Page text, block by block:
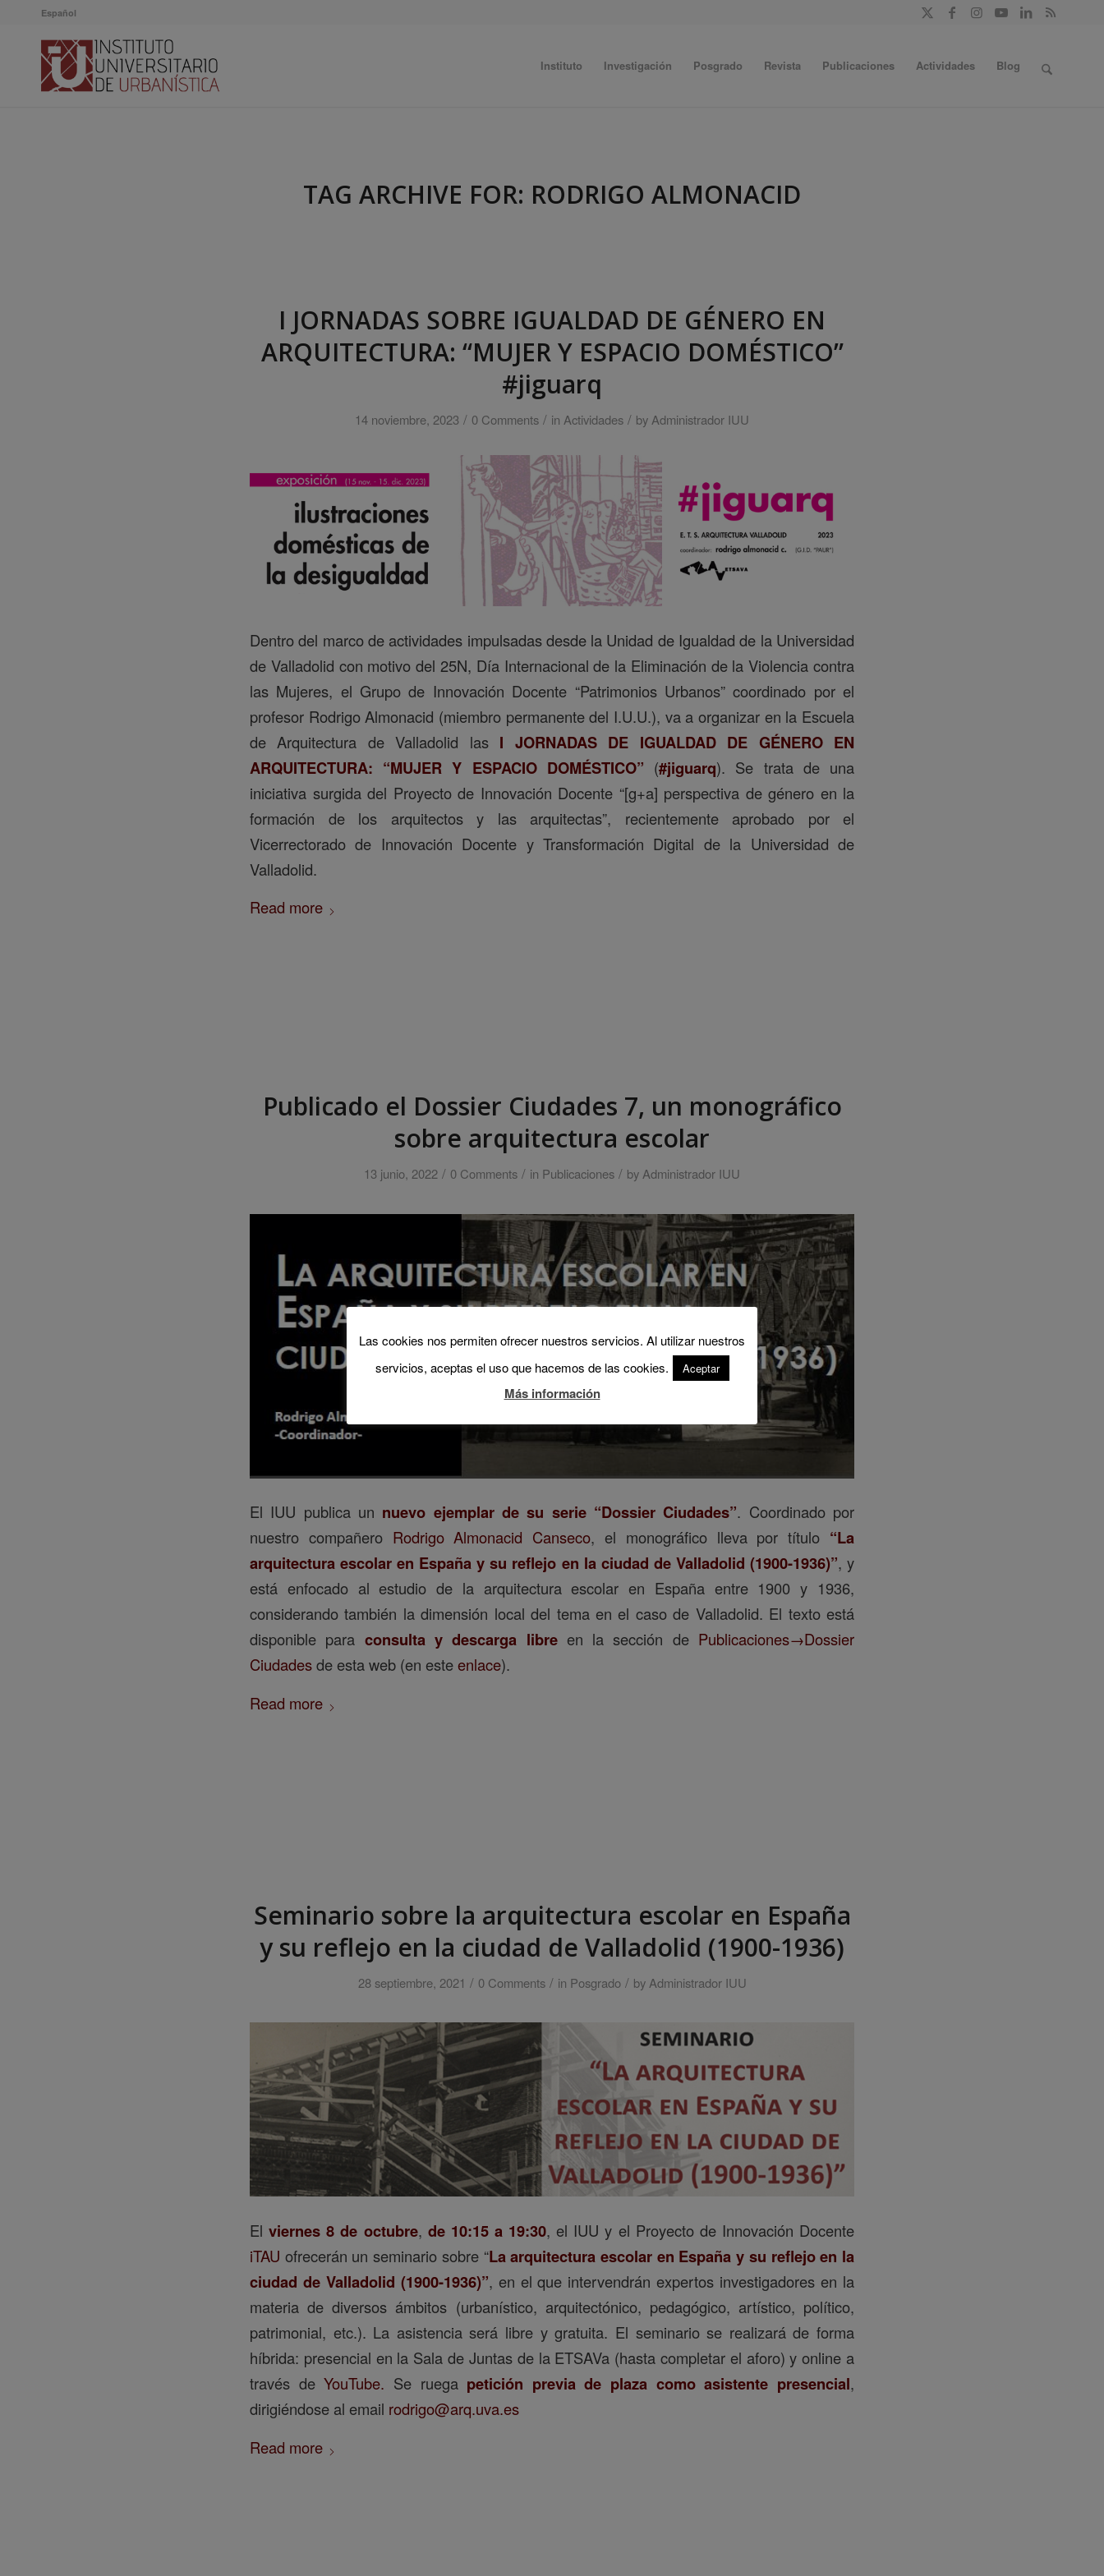
Español
Instituto Investigación Posgrado Revista Publicaciones Actividades Blog
TAG ARCHIVE FOR: RODRIGO ALMONACID
I JORNADAS SOBRE IGUALDAD DE GÉNERO EN
ARQUITECTURA: “MUJER Y ESPACIO DOMÉSTICO”
#jiguarq
14 noviembre, 2023 / 0 Comments / in Actividades / by Administrador IUU
Dentro del marco de actividades impulsadas desde la Unidad de Igualdad de la Universidad
de Valladolid con motivo del 25N, Día Internacional de la Eliminación de la Violencia contra
las Mujeres, el Grupo de Innovación Docente “Patrimonios Urbanos” coordinado por el
profesor Rodrigo Almonacid (miembro permanente del I.U.U.), va a organizar en la Escuela
de Arquitectura de Valladolid las I JORNADAS DE IGUALDAD DE GÉNERO EN
ARQUITECTURA: “MUJER Y ESPACIO DOMÉSTICO” (#jiguarq). Se trata de una
iniciativa surgida del Proyecto de Innovación Docente “[g+a] perspectiva de género en la
formación de los arquitectos y las arquitectas”, recientemente aprobado por el
Vicerrectorado de Innovación Docente y Transformación Digital de la Universidad de
Valladolid.
Read more
Publicado el Dossier Ciudades 7, un monográfico
sobre arquitectura escolar
13 junio, 2022 / 0 Comments / in Publicaciones / byAdministrador IUU
El IUU publica un nuevo ejemplar de su serie “Dossier Ciudades”. Coordinado por
nuestro compañero Rodrigo Almonacid Canseco, el monográfico lleva por título “La
arquitectura escolar en España y su reflejo en la ciudad de Valladolid (1900-1936)”, y
está enfocado al estudio de la arquitectura escolar en España entre 1900 y 1936,
considerando también la dimensión local del tema en el caso de Valladolid. El texto está
disponible para consulta y descarga libreen la sección de Publicaciones→Dossier
Ciudadesde esta web (en esteenlace).
Read more
Seminario sobre la arquitectura escolar en España
y su reflejo en la ciudad de Valladolid (1900-1936)
28 septiembre, 2021 / 0 Comments / in Posgrado / by Administrador IUU
El viernes 8 de octubre, de 10:15 a 19:30, el IUU y el Proyecto de Innovación Docente
iTAU ofrecerán un seminario sobre “La arquitectura escolar en España y su reflejo en la
ciudad de Valladolid (1900-1936)”, en el que intervendrán expertos investigadores en la
materia de diversos ámbitos (urbanístico, arquitectónico, pedagógico, artístico, político,
patrimonial, etc.). La asistencia será libre y gratuita. El seminario se realizará de forma
híbrida: presencial en la Sala de Juntas de la ETSAVa (hasta completar el aforo) y online a
través deYouTube. Se ruega petición previa de plaza como asistente presencial,
dirigiéndose al email rodrigo@arq.uva.es
Read more
Las cookies nos permiten ofrecer nuestros servicios. Al utilizar nuestros
servicios, aceptas el uso que hacemos de las cookies.
Aceptar
Más información